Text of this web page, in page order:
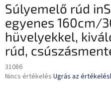
Súlyemelő rúd
egyenes 160cm/
hüvelyekkel,
rúd,
31086
A
Nincs értékelés Ugrás az